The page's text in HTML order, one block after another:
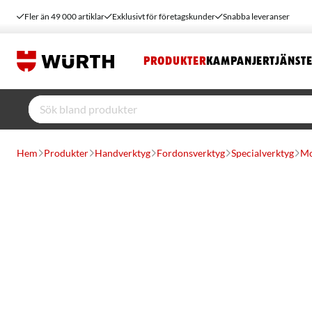
Fler än 49 000 artiklar Exklusivt för företagskunder Snabba leveranser
PRODUKTER KAMPANJER
Hem Produkter Handverktyg Fordonsverktyg Specialverktyg